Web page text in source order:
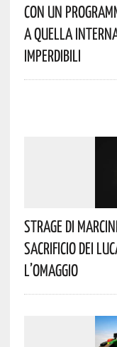
Con Un
A Quella
Imperdibili
Strage Di
Sacrificio Dei
L’omaggio